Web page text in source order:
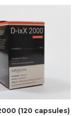
(120 capsules)